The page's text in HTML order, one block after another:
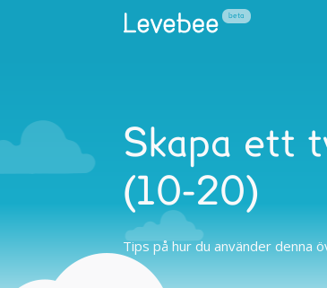
Skapa ett
(10-20)
Tips på hur du använder denna